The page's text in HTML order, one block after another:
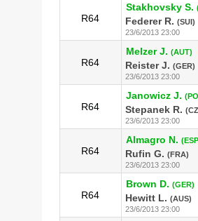
R64
Stakhovsky S.
Federer R. (SUI)
23/6/2013 23:00
R64
Melzer J. (AUT)
Reister J. (GER)
23/6/2013 23:00
R64
Janowicz J.
Stepanek R.
23/6/2013 23:00
R64
Almagro N.
Rufin G. (FRA)
23/6/2013 23:00
R64
Brown D. (GER)
Hewitt L. (AUS)
23/6/2013 23:00